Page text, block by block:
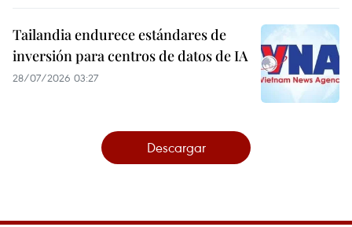
Tailandia endurece estándares de
inversión para centros de datos de IA
28/07/2026 03:27
Descargar